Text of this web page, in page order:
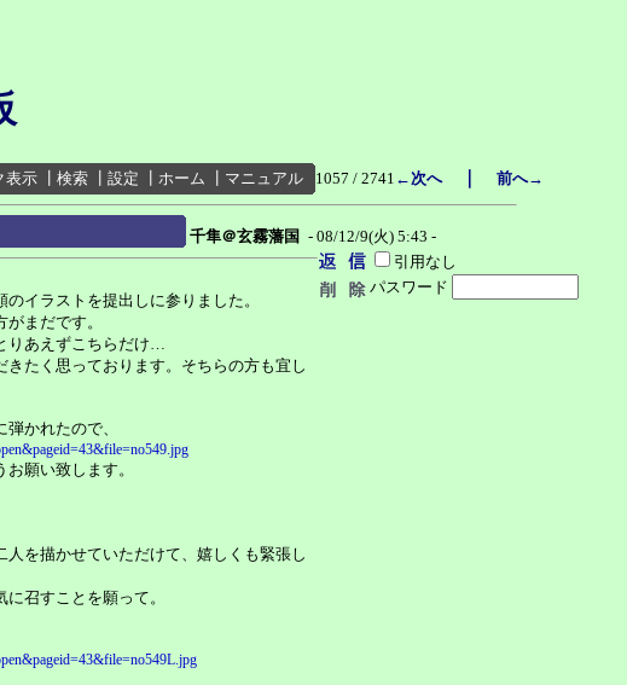
表示 検索 設定 ホーム マニュアル 1057 / 2741 ←次へ｜ 前へ→
千隼＠玄霧藩国 - 08/12/9(火) 5:43 -
引用なし
パスワード
イラストを提出しに参りました。
まだです。
りあえずこちらだけ…
たく思っております。そちらの方も宜し
かれたので、
願い致します。
を描かせていただけて、嬉しくも緊張し
召すことを願って。